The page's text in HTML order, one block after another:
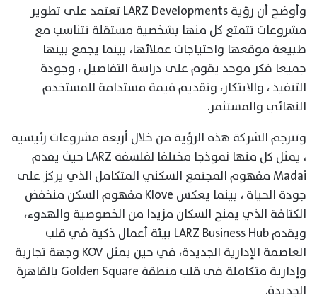
وأوضح أن رؤية LARZ Developments تعتمد على تطوير
مشروعات تتمتع كل منها بشخصية مستقلة تتناسب مع
طبيعة موقعها واحتياجات عملائها، بينما يجمع بينها
جميعا فكر موحد يقوم على دراسة التفاصيل ، وجودة
التنفيذ ، والابتكار، وتقديم قيمة مستدامة للمستخدم
النهائي والمستثمر.
وتترجم الشركة هذه الرؤية من خلال أربعة مشروعات رئيسية
، يمثل كل منها نموذجا مختلفا لفلسفة LARZ حيث يقدم
Madai مفهوم المجتمع السكني المتكامل الذي يركز على
جودة الحياة ، بينما يعكس Klove مفهوم السكن منخفض
الكثافة الذي يمنح السكان مزيدا من الخصوصية والهدوء،
ويقدم LARZ Business Hub بيئة أعمال ذكية في قلب
العاصمة الإدارية الجديدة، في حين يمثل KOV وجهة تجارية
وإدارية متكاملة في قلب منطقة Golden Square بالقاهرة
الجديدة.